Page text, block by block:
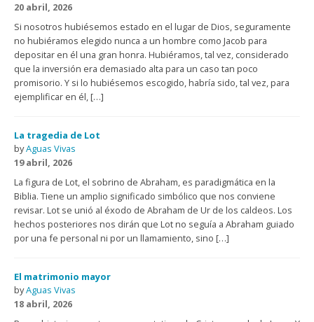
20 abril, 2026
Si nosotros hubiésemos estado en el lugar de Dios, seguramente
no hubiéramos elegido nunca a un hombre como Jacob para
depositar en él una gran honra. Hubiéramos, tal vez, considerado
que la inversión era demasiado alta para un caso tan poco
promisorio. Y si lo hubiésemos escogido, habría sido, tal vez, para
ejemplificar en él, […]
La tragedia de Lot
byAguas Vivas
19 abril, 2026
La figura de Lot, el sobrino de Abraham, es paradigmática en la
Biblia. Tiene un amplio significado simbólico que nos conviene
revisar. Lot se unió al éxodo de Abraham de Ur de los caldeos. Los
hechos posteriores nos dirán que Lot no seguía a Abraham guiado
por una fe personal ni por un llamamiento, sino […]
El matrimonio mayor
byAguas Vivas
18 abril, 2026